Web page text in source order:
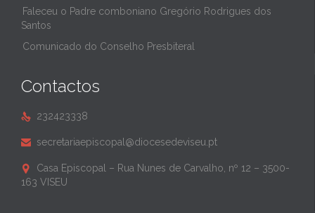
Faleceu o Padre comboniano Gregório Rodrigues dos
Santos
Comunicado do Conselho Presbiteral
Contactos
 232423338
 secretariaepiscopal@diocesedeviseu.pt

Casa Episcopal – Rua Nunes de Carvalho, nº 12 – 3500-
163 VISEU